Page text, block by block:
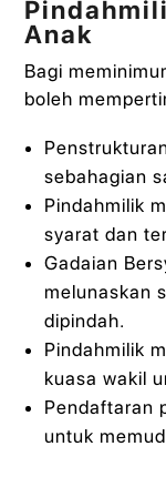
Anak
Bagi
boleh
sebahagian
Pindahmilik
syarat dan
Gadaian
melunaskan
dipindah.
Pindahmilik
kuasa wakil
Pendaftaran
untuk